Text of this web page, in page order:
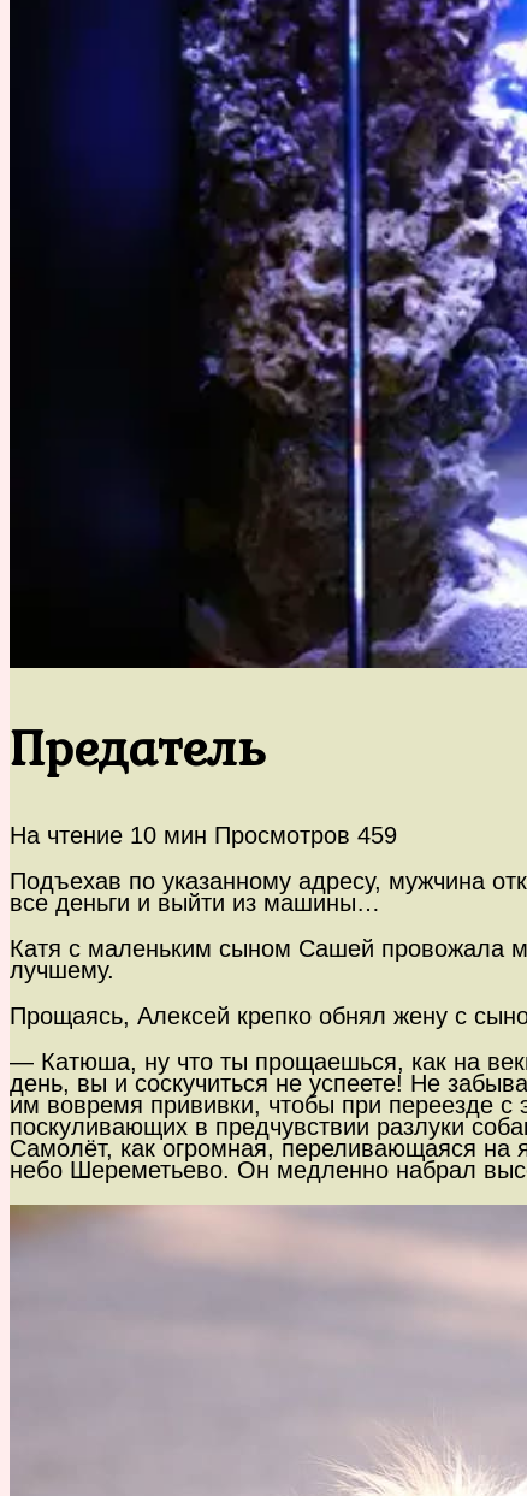
Предатель
На чтение 10 мин Просмотров 459
Подъехав по указанному адресу, мужчина
все деньги и выйти из машины…
Катя с маленьким сыном Сашей провожала
лучшему.
Прощаясь, Алексей крепко обнял жену с
— Катюша, ну что ты прощаешься, как на
день, вы и соскучиться не успеете! Не
им вовремя прививки, чтобы при переезде
поскуливающих в предчувствии разлуки
Самолёт, как огромная, переливающаяся на
небо Шереметьево. Он медленно набрал